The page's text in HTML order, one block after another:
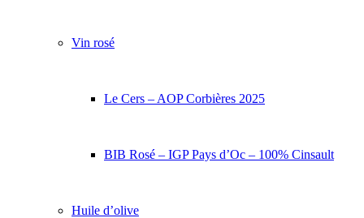
Vin rosé
Le Cers – AOP Corbières 2025
BIB Rosé – IGP Pays d’Oc – 100% Cinsault
Huile d’olive